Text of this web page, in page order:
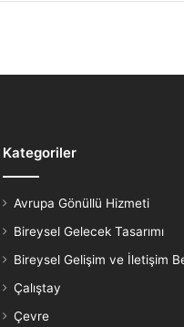
Kategoriler
Avrupa Gönüllü Hizmeti
Bireysel Gelecek Tasarımı
Bireysel Gelişim ve İletişim
Çalıştay
Çevre